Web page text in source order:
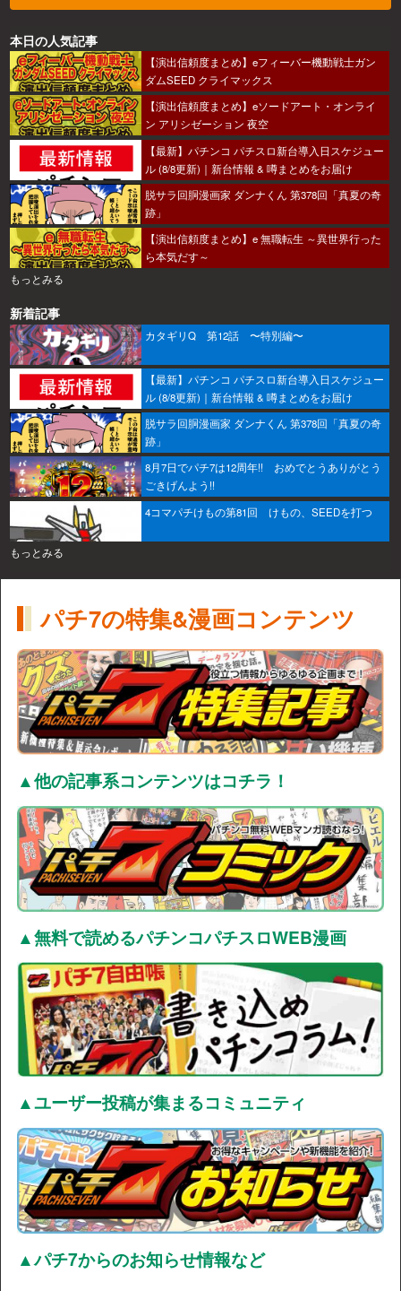
本日の人気記事
【演出信頼度まとめ】eフィーバー機動戦士ガン
ダムSEED クライマックス
【演出信頼度まとめ】eソードアート・オンライ
ン アリシゼーション 夜空
【最新】パチンコ パチスロ新台導入日スケジュー
ル (8/8更新)｜新台情報 & 噂まとめをお届け
脱サラ回胴漫画家 ダンナくん 第378回「真夏の奇
跡」
【演出信頼度まとめ】e 無職転生 ～異世界行った
ら本気だす～
もっとみる
新着記事
カタギリQ 第12話 〜特別編〜
【最新】パチンコ パチスロ新台導入日スケジュー
ル (8/8更新)｜新台情報 & 噂まとめをお届け
脱サラ回胴漫画家 ダンナくん 第378回「真夏の奇
跡」
8月7日でパチ7は12周年!! おめでとうありがとう
ごきげんよう!!
4コマパチけもの第81回 けもの、SEEDを打つ
もっとみる
パチ7の特集&漫画コンテンツ
▲他の記事系コンテンツはコチラ！
▲無料で読めるパチンコパチスロWEB漫画
▲ユーザー投稿が集まるコミュニティ
▲パチ7からのお知らせ情報など